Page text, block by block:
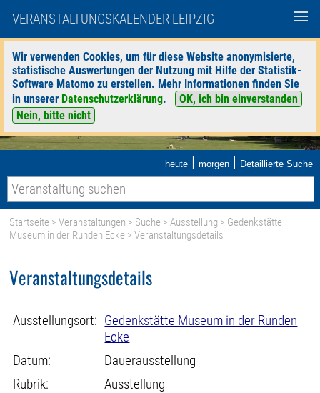
VERANSTALTUNGSKALENDER LEIPZIG
Wir verwenden Cookies, um für diese Website anonymisierte,
statistische Auswertungen der Nutzung mit Hilfe der Statistik-
Software Matomo zu erstellen. Mehr Informationen finden Sie
in unserer Datenschutzerklärung.
OK, ich bin einverstanden
Nein, bitte nicht
heute | morgen | Detaillierte Suche
Startseite >Veranstaltungen > Suche >Ausstellung > Gedenkstätte
Museum in der Runden Ecke > Veranstaltungsdetails
Veranstaltungsdetails
Ausstellungsort: Gedenkstätte Museum in der Runden
Ecke
Datum:
Dauerausstellung
Rubrik:
Ausstellung